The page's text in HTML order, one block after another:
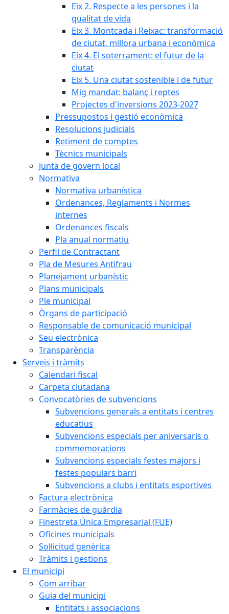
Eix 2. Respecte a les persones i la
qualitat de vida
Eix 3. Montcada i Reixac: transformació
de ciutat, millora urbana i econòmica
Eix 4. El soterrament: el futur de la
ciutat
Eix 5. Una ciutat sostenible i de futur
Mig mandat: balanç i reptes
Projectes d'inversions 2023-2027
Pressupostos i gestió econòmica
Resolucions judicials
Retiment de comptes
Tècnics municipals
Junta de govern local
Normativa
Normativa urbanística
Ordenances, Reglaments i Normes
internes
Ordenances fiscals
Pla anual normatiu
Perfil de Contractant
Pla de Mesures Antifrau
Planejament urbanístic
Plans municipals
Ple municipal
Òrgans de participació
Responsable de comunicació municipal
Seu electrònica
Transparència
Serveis i tràmits
Calendari fiscal
Carpeta ciutadana
Convocatòries de subvencions
Subvencions generals a entitats i centres
educatius
Subvencions especials per aniversaris o
commemoracions
Subvencions especials festes majors i
festes populars barri
Subvencions a clubs i entitats esportives
Factura electrònica
Farmàcies de guàrdia
Finestreta Única Empresarial (FUE)
Oficines municipals
Sol·licitud genèrica
Tràmits i gestions
El municipi
Com arribar
Guia del municipi
Entitats i associacions